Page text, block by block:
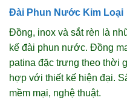
Đài Phun Nước Kim Loại
Đồng, inox và sắt rèn là
kế đài phun nước. Đồng
patina đặc trưng theo thời
hợp với thiết kế hiện đại.
mềm mại, nghệ thuật.